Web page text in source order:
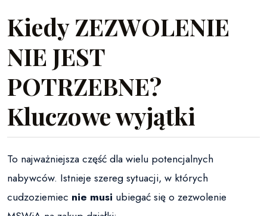
Kiedy ZEZWOLENIE
NIE JEST
POTRZEBNE?
Kluczowe wyjątki
To najważniejsza część dla wielu potencjalnych
nabywców. Istnieje szereg sytuacji, w których
cudzoziemiec nie musi ubiegać się o zezwolenie